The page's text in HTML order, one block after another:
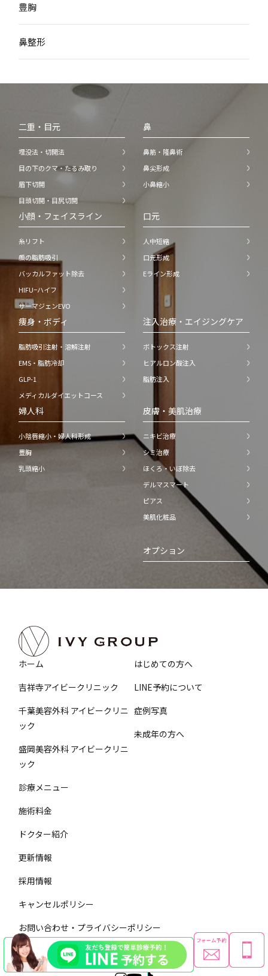
豊胸
鼻整形
二重・目元
埋没法・切開法
目の下のクマ・たるみ取り
眉下切開
目頭切開・目尻切開
鼻
鼻筋・隆鼻術
鼻尖形成
小鼻縮小
小顔・フェイスライン
糸リフト
顔の脂肪吸引
バッカルファット除去
HIFU−ハイフ
サーマジェンEVO
口元
人中短縮
口元形成
Eライン形成
痩身・ボディ
脂肪吸引注射・溶解注射
EMS・脂肪冷却
GLP-1
メディカルダイエットコース
注入治療・エイジングケア
ボトックス注射
ヒアルロン酸注入
脂肪注入
婦人科
小陰唇縮小・婦人科形成
豊胸
乳頭縮小
皮膚・美肌治療
ニキビ治療
シミ治療
ほくろ・いぼ除去
デルマスマート
ピアス
美肌化粧品
オプション
ホーム
吉祥寺アイビークリニック
千葉美容外科 アイビークリニ
ック
盛岡美容外科 アイビークリニ
ック
診療メニュー
施術料金
ドクター紹介
はじめての方へ
LINE予約について
症例写真
未成年の方へ
更新情報
採用情報
キャンセルポリシー
お問い合わせ・プライバシーポリシー